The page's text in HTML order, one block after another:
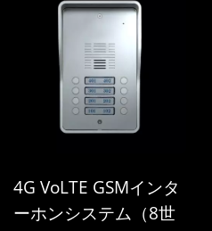
4G VoLTE GSMインタ
ーホンシステム（8世